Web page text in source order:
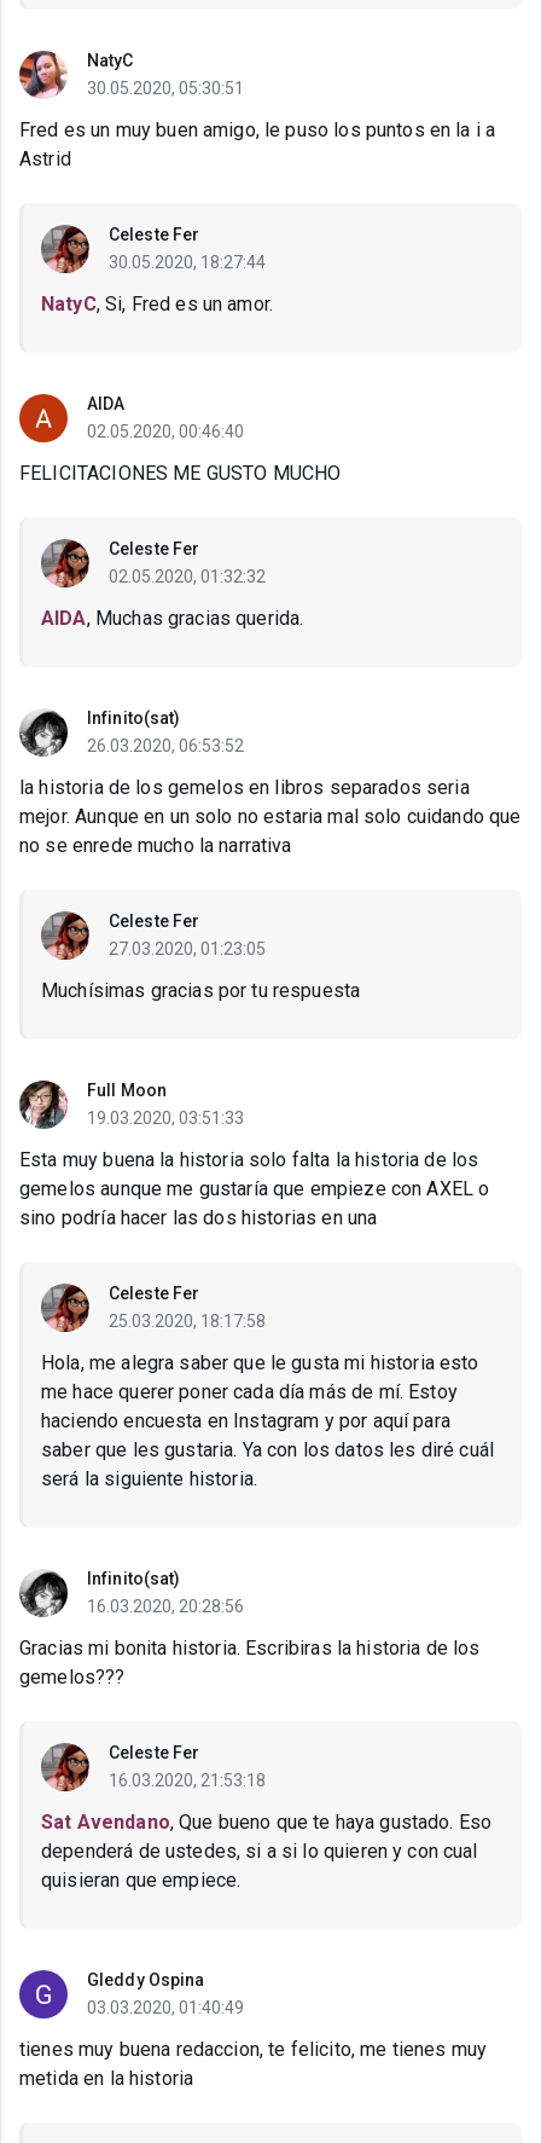
NatyC
30.05.2020, 05:30:51
Fred es un muy buen amigo, le puso los puntos en la i a
Astrid
Celeste Fer
30.05.2020, 18:27:44
NatyC, Si, Fred es un amor.
AIDA
02.05.2020, 00:46:40
FELICITACIONES ME GUSTO MUCHO
Celeste Fer
02.05.2020, 01:32:32
AIDA, Muchas gracias querida.
Infinito(sat)
26.03.2020, 06:53:52
la historia de los gemelos en libros separados seria
mejor. Aunque en un solo no estaria mal solo cuidando que
no se enrede mucho la narrativa
Celeste Fer
27.03.2020, 01:23:05
Muchísimas gracias por tu respuesta
Full Moon
19.03.2020, 03:51:33
Esta muy buena la historia solo falta la historia de los
gemelos aunque me gustaría que empieze con AXEL o
sino podría hacer las dos historias en una
Celeste Fer
25.03.2020, 18:17:58
Hola, me alegra saber que le gusta mi historia esto
me hace querer poner cada día más de mí. Estoy
haciendo encuesta en Instagram y por aquí para
saber que les gustaria. Ya con los datos les diré cuál
será la siguiente historia.
Infinito(sat)
16.03.2020, 20:28:56
Gracias mi bonita historia. Escribiras la historia de los
gemelos???
Celeste Fer
16.03.2020, 21:53:18
Sat Avendano, Que bueno que te haya gustado. Eso
dependerá de ustedes, si a si lo quieren y con cual
quisieran que empiece.
Gleddy Ospina
03.03.2020, 01:40:49
tienes muy buena redaccion, te felicito, me tienes muy
metida en la historia